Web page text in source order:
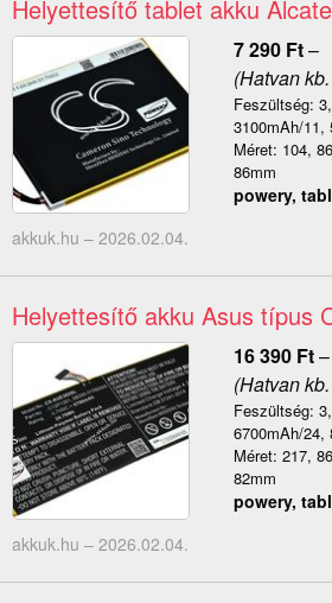
Helyettesítő tablet akku
7 290 Ft–
(Hatvan
Feszültség:
3100mAh/11,
Méret: 104,
86mm
powery,
akkuk.hu – 2026.02.04.
Helyettesítő akku Asus típus
16 390 Ft–
(Hatvan
Feszültség:
6700mAh/24,
Méret: 217,
82mm
powery,
akkuk.hu – 2026.02.04.